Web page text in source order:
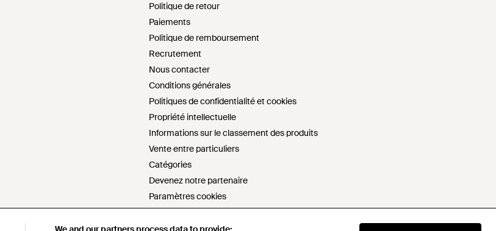
Politique de retour
Paiements
Politique de remboursement
Recrutement
Nous contacter
Conditions générales
Politiques de confidentialité et cookies
Propriété intellectuelle
Informations sur le classement des produits
Vente entre particuliers
Catégories
Devenez notre partenaire
Paramètres cookies
Ne pas vendre ou partager mes informations personnelles
Déclaration sur l'esclavage moderne